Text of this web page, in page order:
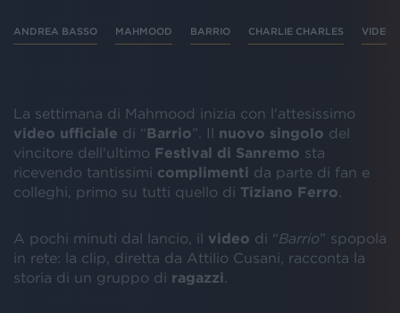
ANDREA BASSO MAHMOOD BARRIO CHARLIE CHARLES VIDEO
La settimana di Mahmood inizia con l'attesissimo
video ufficiale di “Barrio”. Il nuovo singolo del
vincitore dell'ultimo Festival di Sanremo sta
ricevendo tantissimi complimenti da parte di fan e
colleghi, primo su tutti quello di Tiziano Ferro
A pochi minuti dal lancio, il video di “Barrio” spopola
in rete: la clip, diretta da Attilio Cusani, racconta la
storia di un gruppo di ragazzi